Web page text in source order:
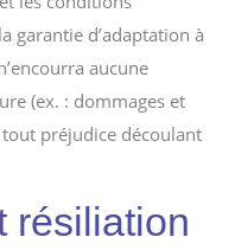
garantie d’adaptation à
aucune
(ex. : dommages et
préjudice découlant
résiliation